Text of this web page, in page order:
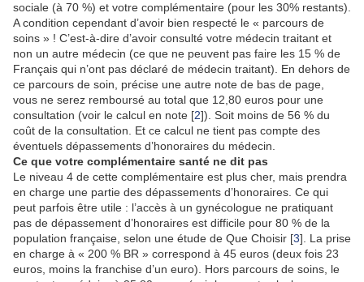
sociale (à 70 %) et votre complémentaire (pour les 30% restants).
A condition cependant d’avoir bien respecté le « parcours de
soins » ! C’est-à-dire d’avoir consulté votre médecin traitant et
non un autre médecin (ce que ne peuvent pas faire les 15 % de
Français qui n’ont pas déclaré de médecin traitant). En dehors de
ce parcours de soin, précise une autre note de bas de page,
vous ne serez remboursé au total que 12,80 euros pour une
consultation (voir le calcul en note [2]). Soit moins de 56 % du
coût de la consultation. Et ce calcul ne tient pas compte des
éventuels dépassements d’honoraires du médecin.
Ce que votre complémentaire santé ne dit pas
Le niveau 4 de cette complémentaire est plus cher, mais prendra
en charge une partie des dépassements d’honoraires. Ce qui
peut parfois être utile : l’accès à un gynécologue ne pratiquant
pas de dépassement d’honoraires est difficile pour 80 % de la
population française, selon une étude de Que Choisir [3]. La prise
en charge à « 200 % BR » correspond à 45 euros (deux fois 23
euros, moins la franchise d’un euro). Hors parcours de soins, le